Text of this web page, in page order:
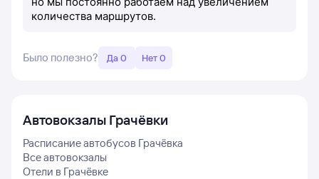
количества маршрутов.
Было полезно? Да 0 Нет 0
Автовокзалы Грачёвки
Расписание автобусов Грачёвка
Все автовокзалы
Отели в Грачёвке